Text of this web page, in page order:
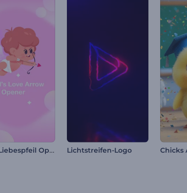
Amors Liebespfeil Opener Lichtstreifen-Logo Chicks